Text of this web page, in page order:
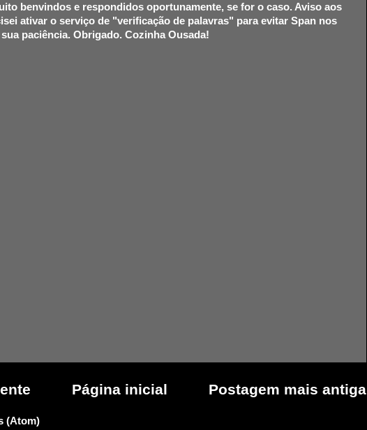
benvindos e respondidos oportunamente, se for o caso. Aviso aos
ativar o serviço de "verificação de palavras" para evitar Span nos
paciência. Obrigado. Cozinha Ousada!
Postagem mais antiga
Página inicial
(Atom)